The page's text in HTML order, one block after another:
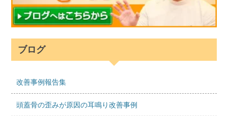
ブログ
改善事例報告集
頭蓋骨の歪みが原因の耳鳴り改善事例